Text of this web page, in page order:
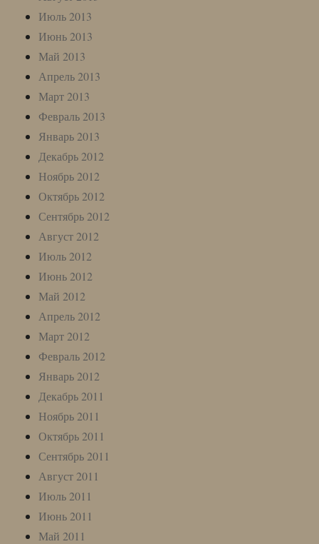
Июль 2013
Июнь 2013
Май 2013
Апрель 2013
Март 2013
Февраль 2013
Январь 2013
Декабрь 2012
Ноябрь 2012
Октябрь 2012
Сентябрь 2012
Август 2012
Июль 2012
Июнь 2012
Май 2012
Апрель 2012
Март 2012
Февраль 2012
Январь 2012
Декабрь 2011
Ноябрь 2011
Октябрь 2011
Сентябрь 2011
Август 2011
Июль 2011
Июнь 2011
Май 2011